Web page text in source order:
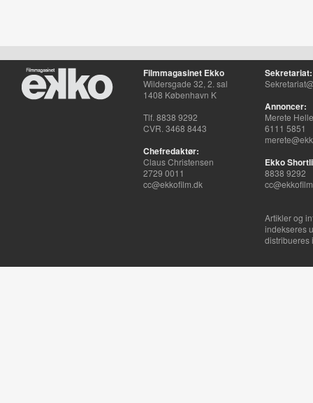
Filmmagasinet Ekko
Wildersgade 32, 2. sal
1408 København K
Tlf. 8838 9292
CVR. 3468 8443
Chefredaktør:
Claus Christensen
2729 0011
cc@ekkofilm.dk
Sekretariat:
Annoncer:
Merete
6111 5851
Ekko
8838 9292
Artikler og
indekseres
distribueres